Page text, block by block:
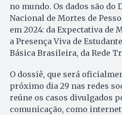
no mundo. Os dados são do
Nacional de Mortes de
em 2024: da Expectativa de
a Presença Viva de
Básica Brasileira, da Rede
O dossiê, que será
próximo dia 29 nas redes
reúne os casos divulgados
comunicação, como